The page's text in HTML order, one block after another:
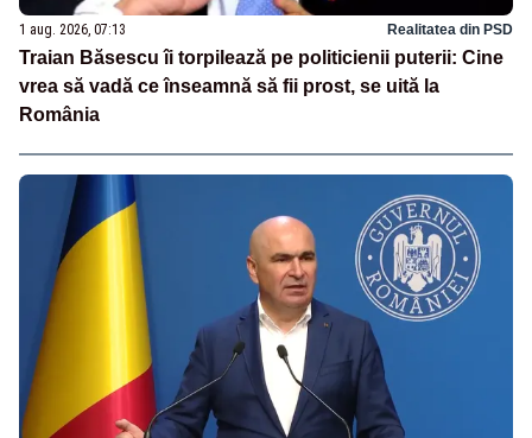
1 aug. 2026, 07:13 Realitatea din PSD
Traian Băsescu îi torpilează pe politicienii puterii: Cine
vrea să vadă ce înseamnă să fii prost, se uită la
România